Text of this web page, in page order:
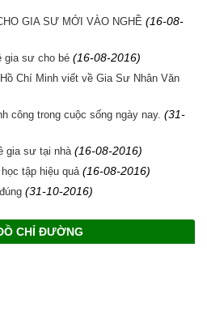
GIA SƯ MỚI VÀO NGHỀ (16-08-
gia sư cho bé (16-08-2016)
Chí Minh viết về Gia Sư Nhân Văn
công trong cuộc sống ngày nay. (31-
gia sư tại nhà(16-08-2016)
tập hiệu quả(16-08-2016)
(31-10-2016)
CHỈ ĐƯỜNG